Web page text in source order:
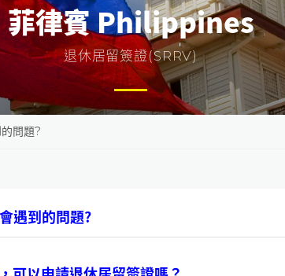
菲律賓 Philippines
退休居留簽證(SRRV)
問題?
遇到的問題?